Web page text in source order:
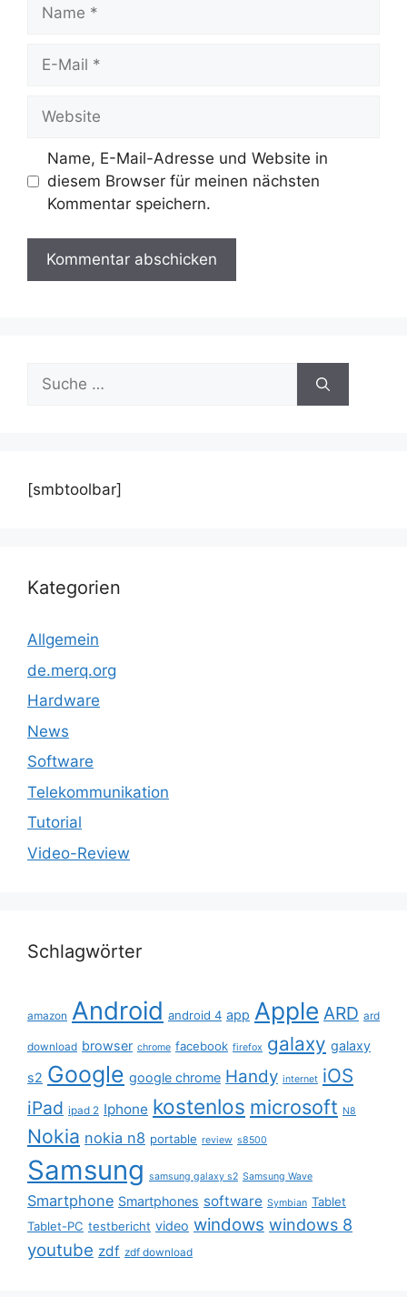
Mail
Name, E-Mail-Adresse und Website in
diesem Browser für meinen nächsten
Kommentar speichern.
Suche
nach:
[smbtoolbar]
Kategorien
Allgemein
de.merq.org
Hardware
News
Software
Telekommunikation
Tutorial
Video-Review
Schlagwörter
amazon Android android 4 app Apple ARD ard
download browser chrome facebook firefox galaxy galaxy
s2 Google google chrome Handy internet iOS
iPad ipad 2 Iphone kostenlos microsoft N8
Nokia nokia n8 portable review s8500
Samsung samsung galaxy s2 Samsung Wave
Smartphone Smartphones software Symbian Tablet
Tablet-PC testbericht video windows windows 8
youtube zdf zdf download